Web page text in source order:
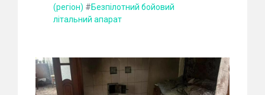
(регіон) #Безпілотний бойовий
літальний апарат